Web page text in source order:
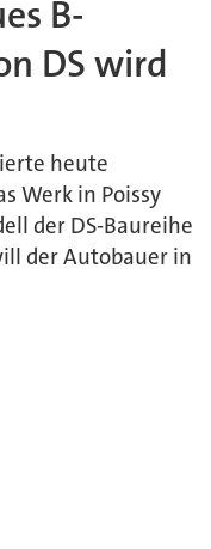
B-
DS wird
heute
Werk in Poissy
der DS-Baureihe
der Autobauer in